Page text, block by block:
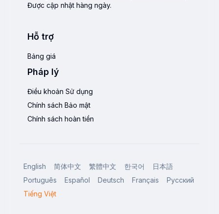
Được cập nhật hàng ngày.
Hỗ trợ
Bảng giá
Pháp lý
Điều khoản Sử dụng
Chính sách Bảo mật
Chính sách hoàn tiền
English 简体中文 繁體中文 한국어
日本語
Português
Español Deutsch Français
Русский
Tiếng Việt